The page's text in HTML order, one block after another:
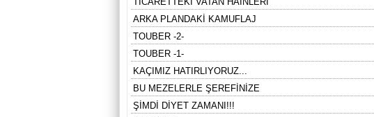
ARKA PLANDAKİ KAMUFLAJ
TOUBER -2-
TOUBER -1-
KAÇIMIZ HATIRLIYORUZ...
BU MEZELERLE ŞEREFİNİZE
ŞİMDİ DİYET ZAMANI!!!